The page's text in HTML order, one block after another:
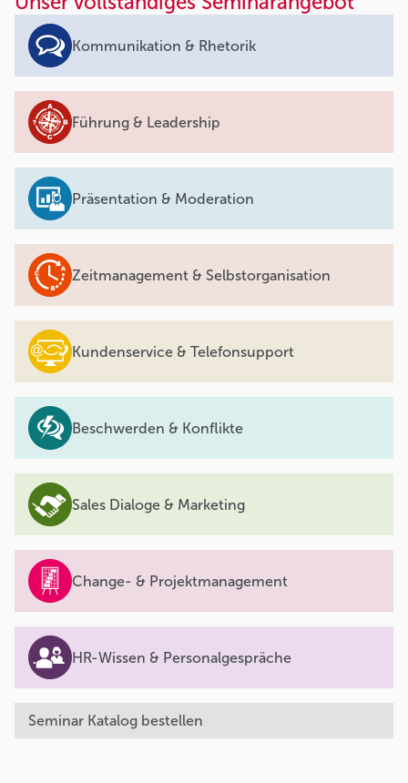
Kommunikation & Rhetorik
Führung & Leadership
Präsentation & Moderation
Zeitmanagement & Selbstorganisation
Kundenservice & Telefonsupport
Beschwerden & Konflikte
Sales Dialoge & Marketing
Change- & Projektmanagement
HR-Wissen & Personalgespräche
Seminar Katalog bestellen